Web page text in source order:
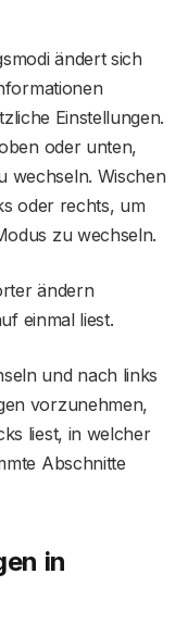
ändert sich
Einstellungen.
oder unten,
wechseln. Wischen
oder rechts, um
zu wechseln.
ändern
einmal liest.
und nach links
vorzunehmen,
liest, in welcher
Abschnitte
in